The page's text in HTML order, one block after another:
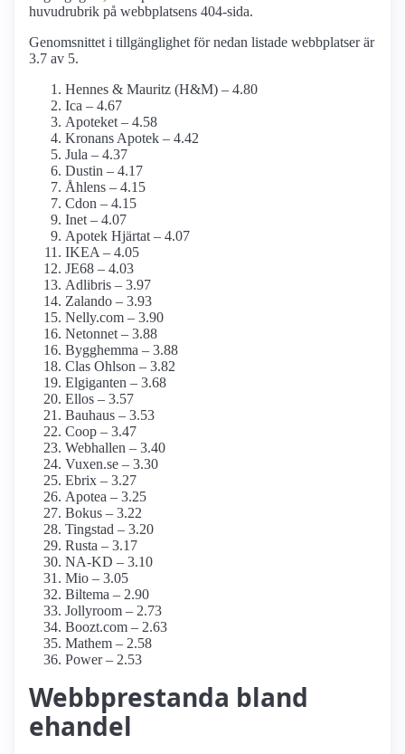
huvudrubrik på webbplatsens 404-sida.
Genomsnittet i tillgänglighet för nedan listade webbplatser är
3.7 av 5.
Hennes & Mauritz (H&M) – 4.80
Ica – 4.67
Apoteket – 4.58
Kronans Apotek – 4.42
Jula – 4.37
Dustin – 4.17
Åhlens – 4.15
Cdon – 4.15
Inet – 4.07
Apotek Hjärtat – 4.07
IKEA – 4.05
JE68 – 4.03
Adlibris – 3.97
Zalando – 3.93
Nelly.com – 3.90
Netonnet – 3.88
Bygghemma – 3.88
Clas Ohlson – 3.82
Elgiganten – 3.68
Ellos – 3.57
Bauhaus – 3.53
Coop – 3.47
Webhallen – 3.40
Vuxen.se – 3.30
Ebrix – 3.27
Apotea – 3.25
Bokus – 3.22
Tingstad – 3.20
Rusta – 3.17
NA-KD – 3.10
Mio – 3.05
Biltema – 2.90
Jollyroom – 2.73
Boozt.com – 2.63
Mathem – 2.58
Power – 2.53
Webbprestanda bland
ehandel